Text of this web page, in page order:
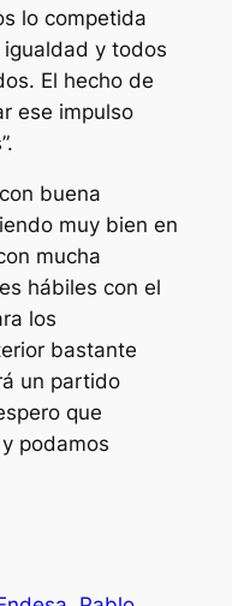
lo competida
y todos
El hecho de
ese impulso
buena
muy bien en
mucha
hábiles con el
los
bastante
un partido
que
podamos